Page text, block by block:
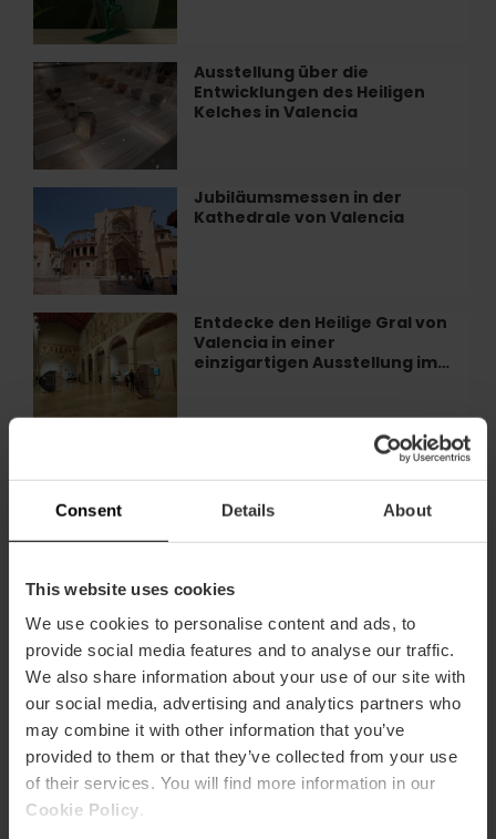
Consent Details About
This website uses cookies
We use cookies to personalise content and ads, to
provide social media features and to analyse our traffic.
We also share information about your use of our site with
our social media, advertising and analytics partners who
may combine it with other information that you’ve
provided to them or that they’ve collected from your use
of their services. You will find more information in our
Cookie Policy
Apoteosis
Now“
Valencia
Ausstellung über die
Entwicklungen des Heiligen
Kelches in Valencia
Ausstellung
über
Entwicklungen
des
Heiligen
in
Valencia
Jubiläumsmessen in der
Kathedrale von Valencia
in
der
Kathedrale
von
Valencia
Entdecke den Heilige Gral von
Valencia in einer
einzigartigen Ausstellung im…
Entdecke
Heilige
Gral
von
einer
einzigartigen
Die Ausstellung von Anselm
Kiefer kommt nach Valencia
Anselm
Kiefer
nach
Valencia
Miniaturformat“ in Valencia
„Rom
im
Miniaturformat“
in
Führung durch das Ciutat de
València-Stadion
Führung
durch
das
Ciutat
de
València-